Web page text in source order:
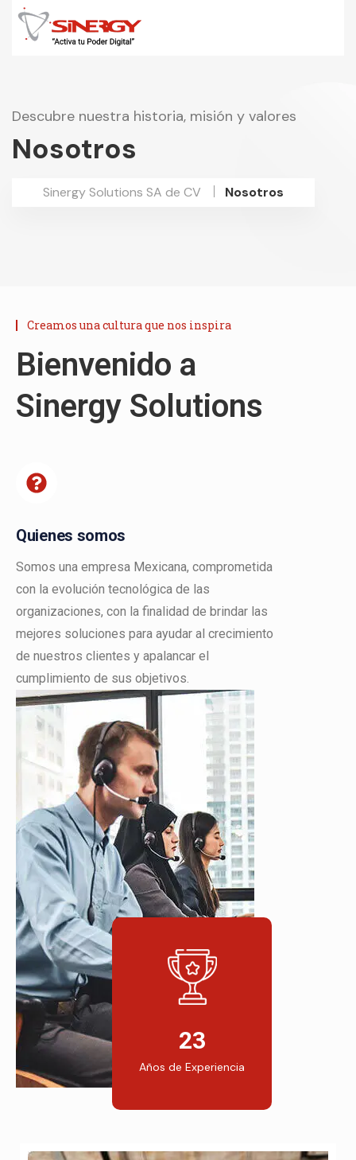
Descubre nuestra historia, misión y valores
Nosotros
Sinergy Solutions SA de CV Nosotros
Creamos una cultura que nos inspira
Bienvenido a
Sinergy Solutions
Quienes somos
Somos una empresa Mexicana, comprometida
con la evolución tecnológica de las
organizaciones, con la finalidad de brindar las
mejores soluciones para ayudar al crecimiento
de nuestros clientes y apalancar el
cumplimiento de sus objetivos.
23
Años de Experiencia